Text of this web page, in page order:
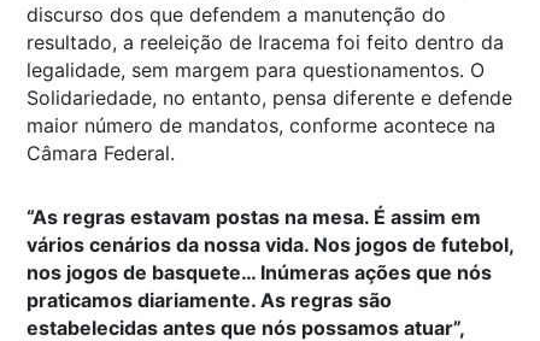
discurso dos que defendem a manutenção do
resultado, a reeleição de Iracema foi feito dentro da
legalidade, sem margem para questionamentos. O
Solidariedade, no entanto, pensa diferente e defende
maior número de mandatos, conforme acontece na
Câmara Federal.
“As regras estavam postas na mesa. É assim em
vários cenários da nossa vida. Nos jogos de futebol,
nos jogos de basquete… Inúmeras ações que nós
praticamos diariamente. As regras são
estabelecidas antes que nós possamos atuar”,